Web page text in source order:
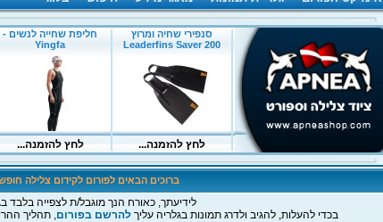
ברוכים הבאים לפורום לקידום צלילה
לידיעתך, כאורח הנך מוגבל/ת לצפייה בלבד
בכדי להעלות, להגיב ולדרג תמונות בגלריה עליךלהרשם בפורום, תהליך